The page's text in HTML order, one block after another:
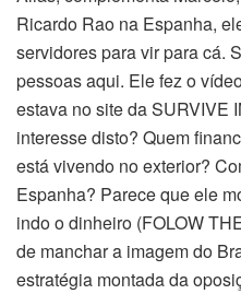
Ricardo Rao na Espanha,
servidores para vir para cá.
pessoas aqui. Ele fez o
estava no site da SURVIVE
interesse disto? Quem
está vivendo no exterior?
Espanha? Parece que ele
indo o dinheiro (FOLOW
de manchar a imagem do
estratégia montada da